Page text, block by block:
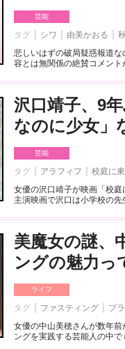
芸能
タグ シワ 由美かおる
悲しいはずの破局疑惑報道
容とは無関係の絶賛コメン
沢口靖子、9
なのに少女」
芸能
タグ アラフィフ 校庭に
女優の沢口靖子が映画「校
主演映画で沢口は小学校の
美魔女の謎、
ングの魅力っ
ライフ
タグ ファスティング プ
女優の中山美穂さんが数年
ングを実践する芸能人の中